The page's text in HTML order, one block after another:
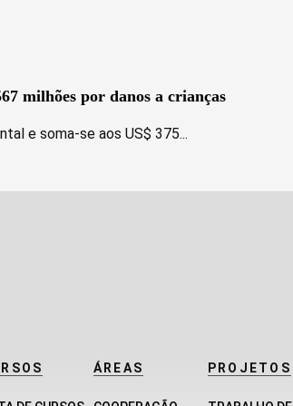
milhões por danos a crianças
e soma-se aos US$ 375...
ÁREAS PROJETOS